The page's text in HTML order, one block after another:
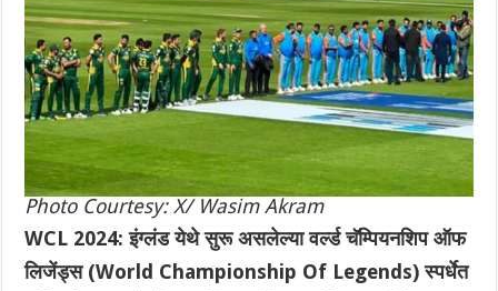
Photo Courtesy: X/ Wasim Akram
WCL 2024: इंग्लंड येथे सुरू असलेल्या वर्ल्ड चॅम्पियनशिप ऑफ
लिजेंड्स (World Championship Of Legends) स्पर्धेत